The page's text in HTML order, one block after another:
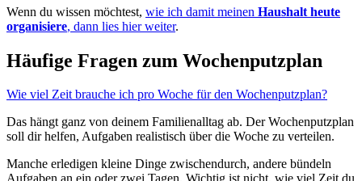
Wenn du wissen möchtest, wie ich damit meinen Haushalt heute
organisiere, dann lies hier weiter.
Häufige Fragen zum Wochenputzplan
Wie viel Zeit brauche ich pro Woche für den Wochenputzplan?
Das hängt ganz von deinem Familienalltag ab. Der Wochenputzplan
soll dir helfen, Aufgaben realistisch über die Woche zu verteilen.
Manche erledigen kleine Dinge zwischendurch, andere bündeln